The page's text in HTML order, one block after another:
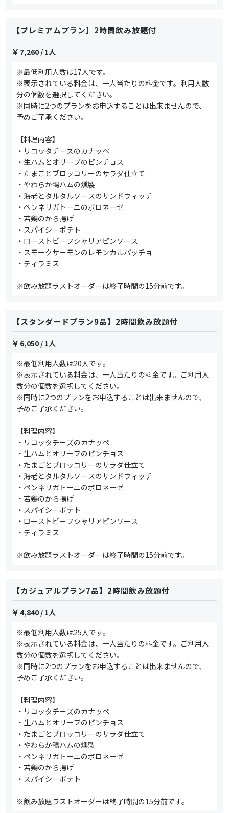
【プレミアムプラン】2時間飲み放題付
7,260 / 1人
※最低利用人数は17人です。
※表示されている料金は、一人当たりの料金です。利用人数
分の個数を選択してください。
※同時に2つのプランをお申込することは出来ませんので、
予めご了承ください。
【料理内容】
・リコッタチーズのカナッペ
・生ハムとオリーブのピンチョス
・たまごとブロッコリーのサラダ仕立て
・やわらか鴨ハムの燻製
・海老とタルタルソースのサンドウィッチ
・ペンネリガトーニのボロネーゼ
・若鶏のから揚げ
・スパイシーポテト
・ローストビーフシャリアピンソース
・スモークサーモンのレモンカルパッチョ
・ティラミス
※飲み放題ラストオーダーは終了時間の15分前です。
【スタンダードプラン9品】2時間飲み放題付
6,050 / 1人
※最低利用人数は20人です。
※表示されている料金は、一人当たりの料金です。ご利用人
数分の個数を選択してください。
※同時に2つのプランをお申込することは出来ませんので、
予めご了承ください。
【料理内容】
・リコッタチーズのカナッペ
・生ハムとオリーブのピンチョス
・たまごとブロッコリーのサラダ仕立て
・海老とタルタルソースのサンドウィッチ
・ペンネリガトーニのボロネーゼ
・若鶏のから揚げ
・スパイシーポテト
・ローストビーフシャリアピンソース
・ティラミス
※飲み放題ラストオーダーは終了時間の15分前です。
【カジュアルプラン7品】2時間飲み放題付
4,840 / 1人
※最低利用人数は25人です。
※表示されている料金は、一人当たりの料金です。ご利用人
数分の個数を選択してください。
※同時に2つのプランをお申込することは出来ませんので、
予めご了承ください。
【料理内容】
・リコッタチーズのカナッペ
・生ハムとオリーブのピンチョス
・たまごとブロッコリーのサラダ仕立て
・やわらか鴨ハムの燻製
・ペンネリガトーニのボロネーゼ
・若鶏のから揚げ
・スパイシーポテト
※飲み放題ラストオーダーは終了時間の15分前です。